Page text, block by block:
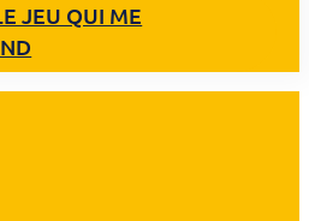
JEU QUI ME